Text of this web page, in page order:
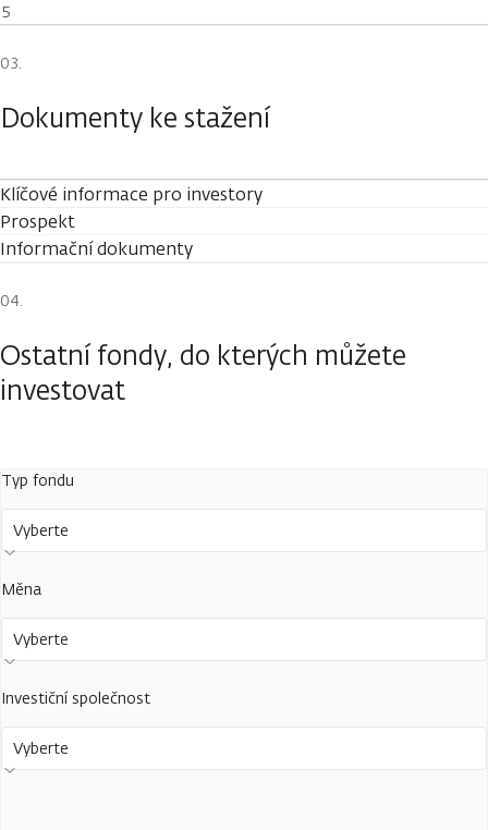
5
Dokumenty ke stažení
Klíčové informace pro investory
Prospekt
Informační dokumenty
Ostatní fondy, do kterých můžete
investovat
Typ fondu
Vyberte
Měna
Vyberte
Investiční společnost
Vyberte